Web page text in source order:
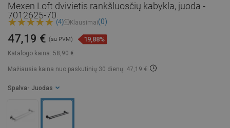
Mexen Loft dvivietis rankšluosčių kabykla, juoda -
7012625-70
(4) Klausimai(0)
Katalogo kaina: 58,90 €
47,19 € (su PVM) 19,88%
Mažiausia kaina nuo paskutinių 30 dienų: 47,19 €
Spalva - Juodas